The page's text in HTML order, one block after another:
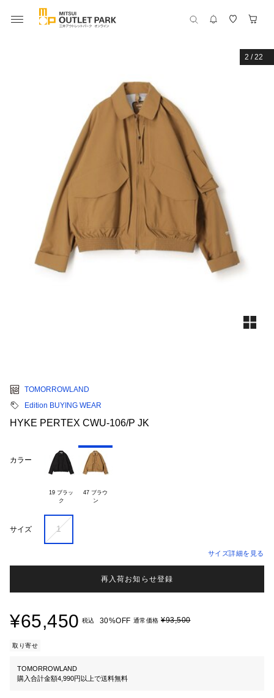
2 /22
TOMORROWLAND
Edition BUYING WEAR
HYKE PERTEX CWU-106/P JK
カラー
19 ブラッ
47 ブラウ
サイズ 1
サイズ詳細を見る
再入荷お知らせ登録
¥65,450 税込 30%OFF 通常価格 ¥93,500
取り寄せ
TOMORROWLAND
購入合計金額4,990円以上で送料無料